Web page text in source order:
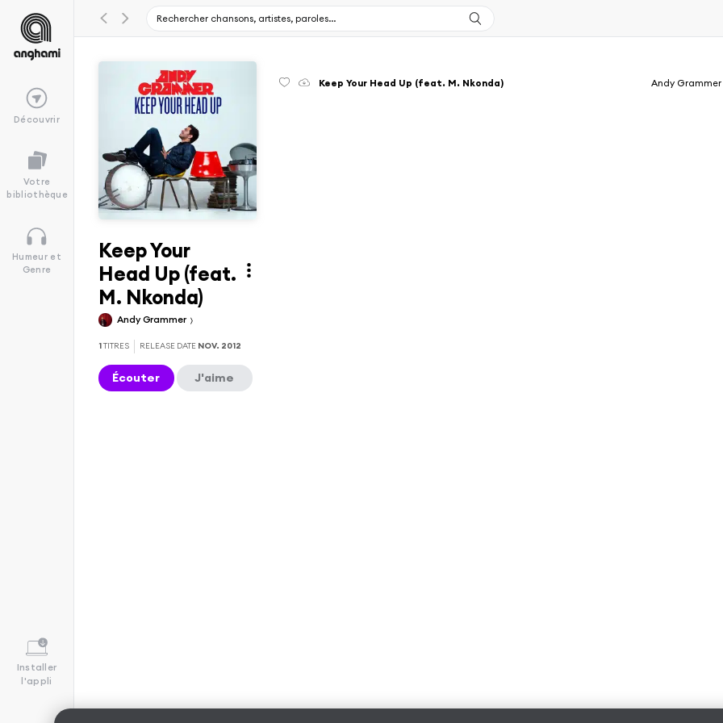
Découvrir
Votre
bibliothèque
Humeur et
Genre
Installer
l'appli
Keep Your
Head Up (feat.
M. Nkonda)
Andy Grammer
1TITRES RELEASE DATE NOV. 2012
Écouter J'aime
Keep Your Head Up (feat. M. Nkonda) Andy Grammer